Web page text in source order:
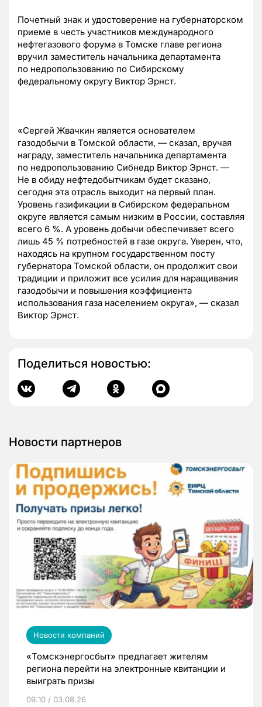
Почетный знак и удостоверение на губернаторском
приеме в честь участников международного
нефтегазового форума в Томске главе региона
вручил заместитель начальника департамента
по недропользованию по Сибирскому
федеральному округу Виктор Эрнст.
«Сергей Жвачкин является основателем
газодобычи в Томской области, — сказал, вручая
награду, заместитель начальника департамента
по недропользованию Сибнедр Виктор Эрнст. —
Не в обиду нефтедобытчикам будет сказано,
сегодня эта отрасль выходит на первый план.
Уровень газификации в Сибирском федеральном
округе является самым низким в России, составляя
всего 6 %. А уровень добычи обеспечивает всего
лишь 45 % потребностей в газе округа. Уверен, что,
находясь на крупном государственном посту
губернатора Томской области, он продолжит свои
традиции и приложит все усилия для наращивания
газодобычи и повышения коэффициента
использования газа населением округа», — сказал
Виктор Эрнст.
Поделиться новостью:
Новости партнеров
Новости компаний
«Томскэнергосбыт» предлагает жителям
региона перейти на электронные квитанции и
выиграть призы
09:10 / 03.08.26